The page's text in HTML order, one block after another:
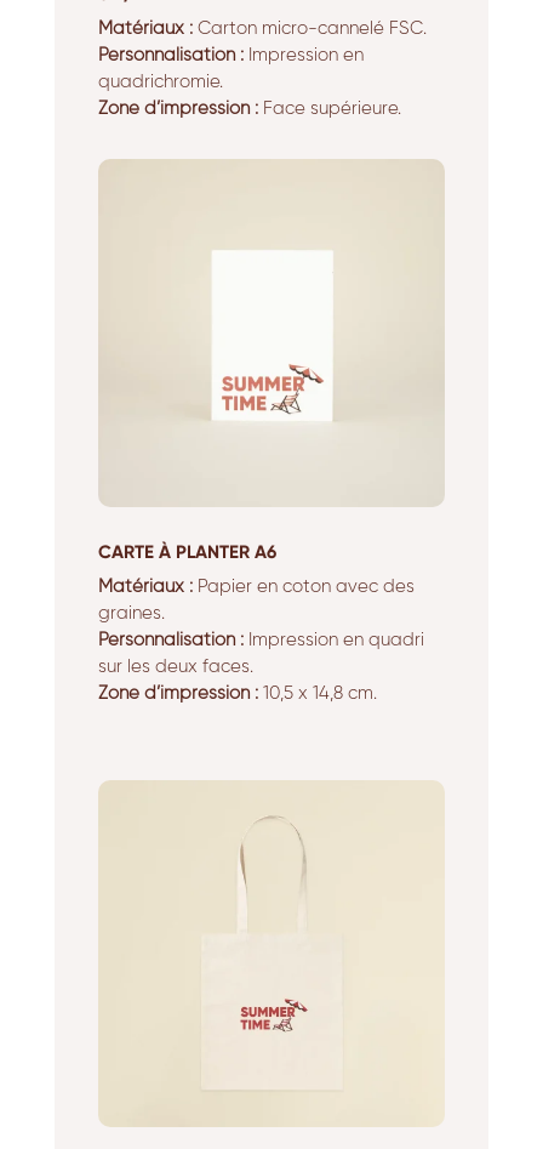
Matériaux :Carton micro-cannelé FSC.
Personnalisation :Impression en
quadrichromie.
Zone d’impression :Face supérieure.
CARTE À PLANTER A6
Matériaux :Papier en coton avec des
graines.
Personnalisation :Impression en quadri
sur les deux faces.
Zone d’impression :10,5 x 14,8 cm.